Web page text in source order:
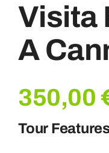
Visita
A
350,00
Tour